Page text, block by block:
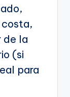
costa,
de la
(si
para